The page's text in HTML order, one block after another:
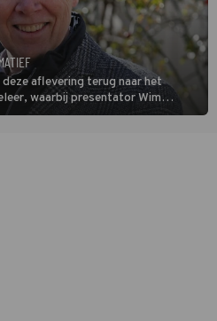
aflevering terug naar het
waarbij presentator Wim
reis door de tijd aan de hand van